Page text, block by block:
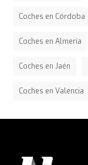
Coches en Córdoba
Coches en Almería
Coches en Jaén
Coches en Valencia